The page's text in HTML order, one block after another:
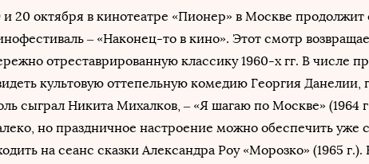
и 20 октября в кинотеатре «Пионер» в Москве
– «Наконец-то в кино». Этот смотр
отреставрированную классику 1960-х гг. В числе
культовую оттепельную комедию Георгия Данелии,
сыграл Никита Михалков, – «Я шагаю по Москве» (1964
но праздничное настроение можно обеспечить уже
на сеанс сказки Александра Роу «Морозко» (1965